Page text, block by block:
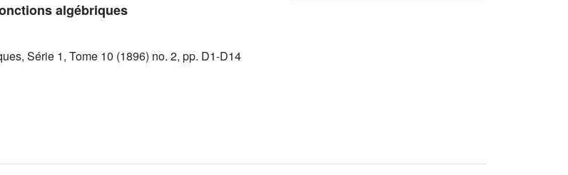
algébriques
Série 1, Tome 10 (1896) no. 2, pp. D1-D14